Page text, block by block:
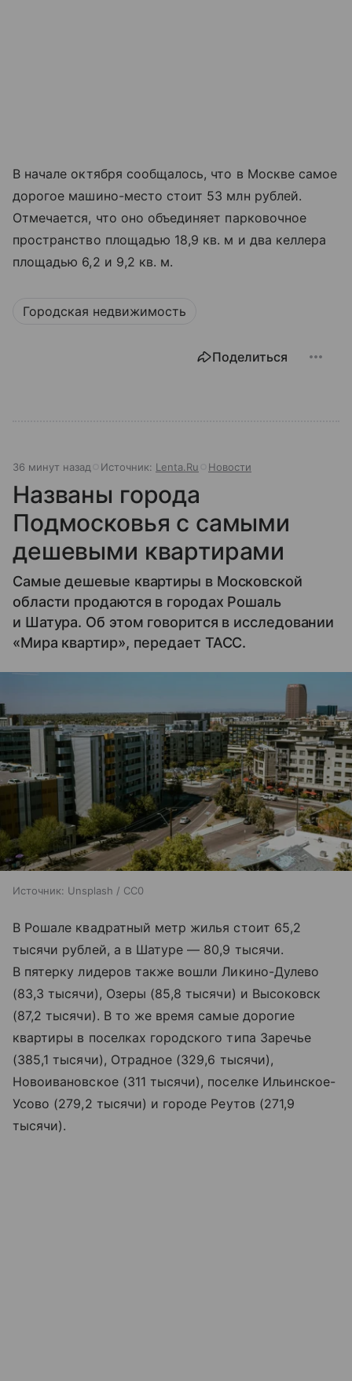
В начале октября сообщалось, что в Москве самое
дорогое машино-место стоит 53 млн рублей.
Отмечается, что оно объединяет парковочное
пространство площадью 18,9 кв. м и два келлера
площадью 6,2 и 9,2 кв. м.
Городская недвижимость
Поделиться
36 минут назад Источник: Lenta.Ru Новости
Названы города
Подмосковья с самыми
дешевыми квартирами
Самые дешевые квартиры в Московской
области продаются в городах Рошаль
и Шатура. Об этом говорится в исследовании
«Мира квартир», передает ТАСС.
Источник: Unsplash / CC0
В Рошале квадратный метр жилья стоит 65,2
тысячи рублей, а в Шатуре — 80,9 тысячи.
В пятерку лидеров также вошли Ликино-Дулево
(83,3 тысячи), Озеры (85,8 тысячи) и Высоковск
(87,2 тысячи). В то же время самые дорогие
квартиры в поселках городского типа Заречье
(385,1 тысячи), Отрадное (329,6 тысячи),
Новоивановское (311 тысячи), поселке Ильинское-
Усово (279,2 тысячи) и городе Реутов (271,9
тысячи).